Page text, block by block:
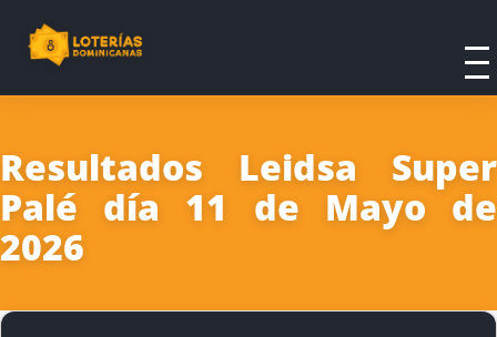
Resultados Leidsa Super
Palé día 11 de Mayo de
2026